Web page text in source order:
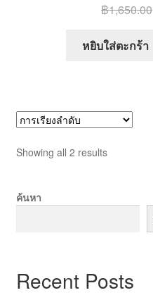
฿1,650.00
หยิบใส่ตะกร้า
Showing all 2 results
ค้นหา
Recent Posts